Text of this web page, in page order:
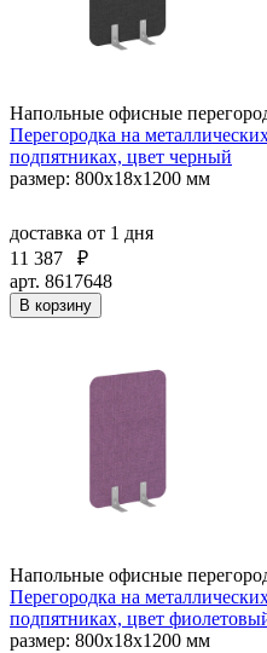
Напольные офисные
Перегородка на
подпятниках, цвет черный
размер: 800x18x1200 мм
доставка от 1 дня
11 387
₽
арт. 8617648
В корзину
Напольные офисные
Перегородка на
подпятниках, цвет
размер: 800x18x1200 мм